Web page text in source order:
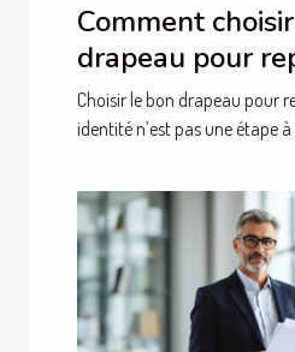
Comment
drapeau pour
votre identité ?
Choisir le bon drapeau pour
identité n’est pas une étape à